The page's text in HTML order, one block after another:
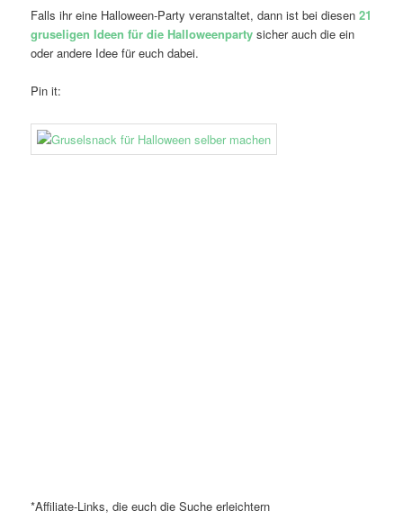
Falls ihr eine Halloween-Party veranstaltet, dann ist bei diesen21
gruseligen Ideen für die Halloweenpartysicher auch die ein
oder andere Idee für euch dabei.
Pin it:
*Affiliate-Links, die euch die Suche erleichtern